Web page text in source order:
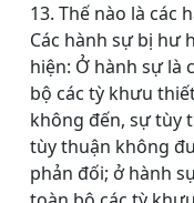
13. Thế nào là các
Các hành sự bị hư
hiện: Ở hành sự là
bộ các tỳ khưu
không đến, sự tùy
tùy thuận không
phản đối; ở hành